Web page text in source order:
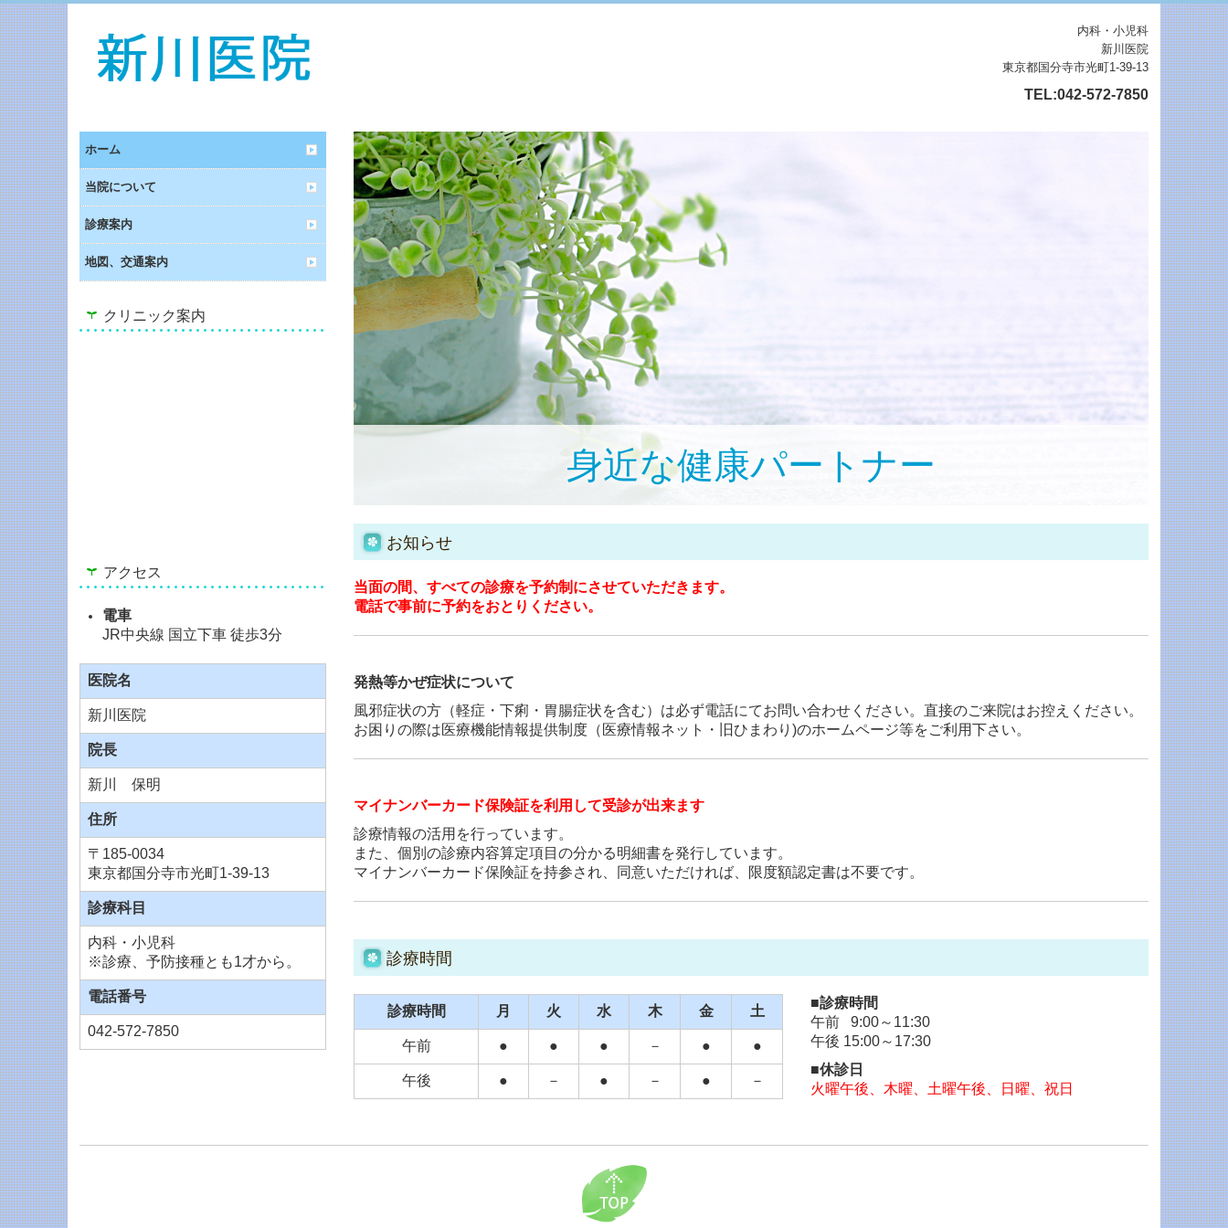
内科・小児科
新川医院
東京都国分寺市光町1-39-13
TEL:042-572-7850
ホーム
当院について
診療案内
地図、交通案内
クリニック案内
アクセス
電車
JR中央線 国立下車 徒歩3分
医院名
新川医院
院長
新川 保明
住所
〒185-0034
東京都国分寺市光町1-39-13
診療科目
内科・小児科
※診療、予防接種とも1才から。
電話番号
042-572-7850
身近な健康パートナー
お知らせ
当面の間、すべての診療を予約制にさせていただきます。
電話で事前に予約をおとりください。
発熱等かぜ症状について
風邪症状の方（軽症・下痢・胃腸症状を含む）は必ず電話にてお問い合わせください。直接のご来院はお控えください。
お困りの際は医療機能情報提供制度（医療情報ネット・旧ひまわり)のホームページ等をご利用下さい。
マイナンバーカード保険証を利用して受診が出来ます
診療情報の活用を行っています。
また、個別の診療内容算定項目の分かる明細書を発行しています。
マイナンバーカード保険証を持参され、同意いただければ、限度額認定書は不要です。
診療時間
診療時間 月 火 水 木 金 土
午前 ● ● ● － ● ●
午後 ● － ● － ● －
■診療時間
午前 9:00～11:30
午後 15:00～17:30
■休診日
火曜午後、木曜、土曜午後、日曜、祝日